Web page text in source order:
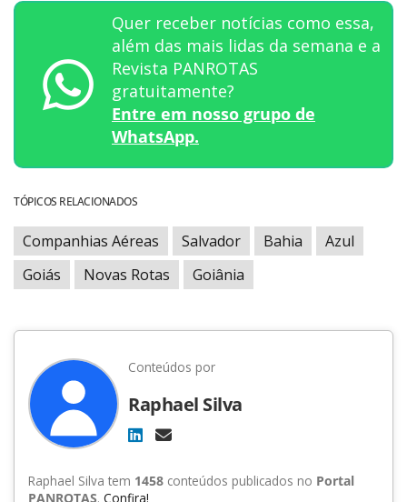
Quer receber notícias como essa,
além das mais lidas da semana e a
Revista PANROTAS
gratuitamente?
Entre em nosso grupo de
WhatsApp.
TÓPICOS RELACIONADOS
Companhias Aéreas Salvador Bahia
Azul
Goiás
Novas Rotas Goiânia
Conteúdos por
Raphael Silva
Raphael Silva tem 1458 conteúdos publicados no Portal
PANROTAS. Confira!